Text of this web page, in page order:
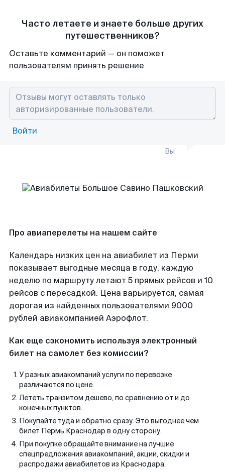
Часто летаете и знаете больше других
путешественников?
Оставьте комментарий — он поможет
пользователям принять решение
Войти
Вы
Про авиаперелеты на нашем сайте
Календарь низких цен на авиабилет из Перми
показывает выгодные месяца в году, каждую
неделю по маршруту летают 5 прямых рейсов и 10
рейсов с пересадкой. Цена варьируется, самая
дорогая из найденных пользователями 9000
рублей авиакомпанией Аэрофлот.
Как еще сэкономить используя электронный
билет на самолет без комиссии?
У разных авиакомпаний услуги по перевозке
различаются по цене.
Лететь транзитом дешево, по сравнению от и до
конечных пунктов.
Покупайте туда и обратно сразу. Это выгоднее чем
билет Пермь Краснодар в одну сторону.
При покупке обращайте внимание на лучшие
спецпредложения авиакомпаний, акции, скидки и
распродажи авиабилетов из Краснодара.